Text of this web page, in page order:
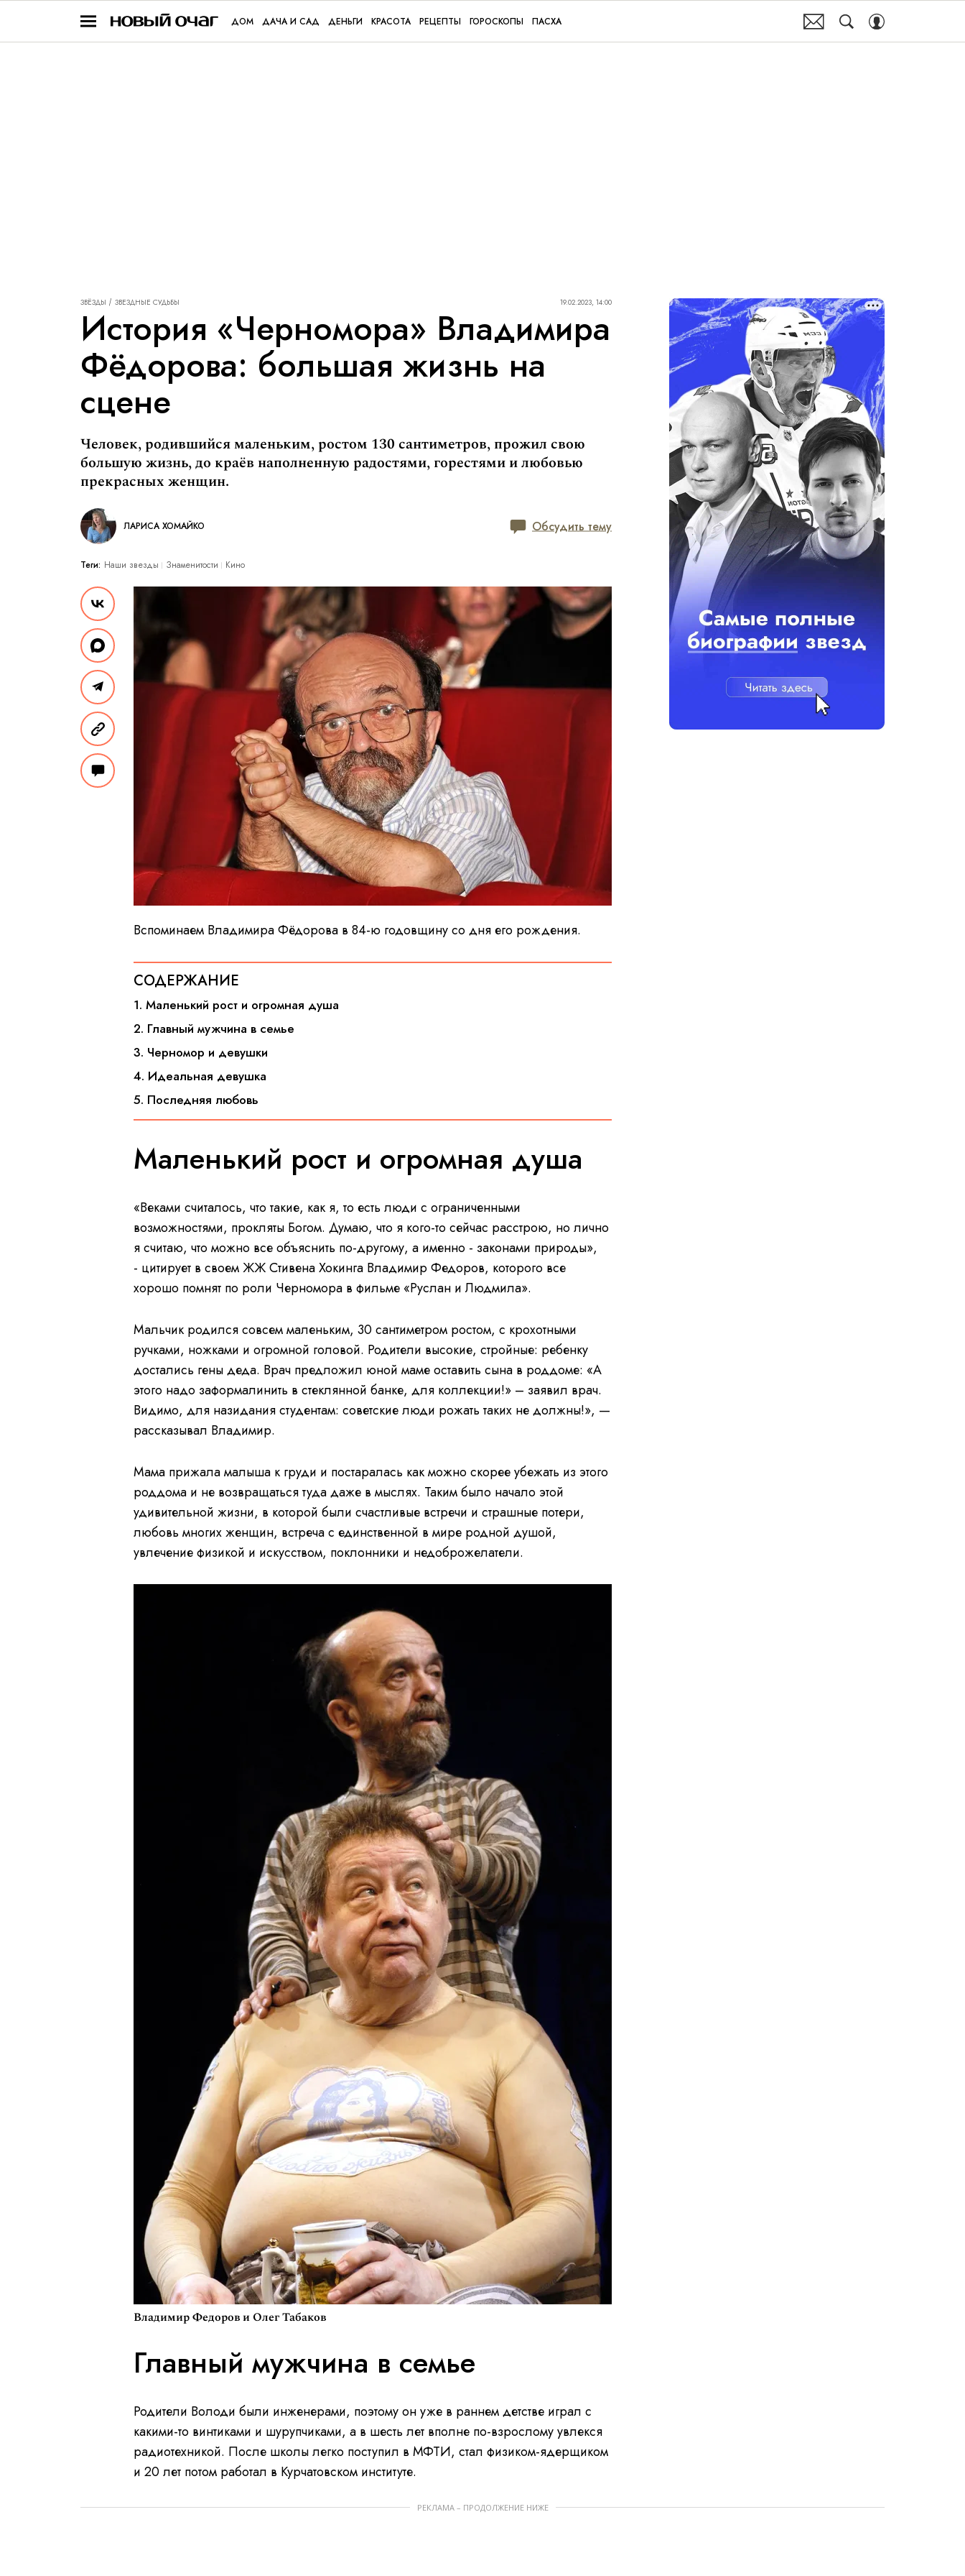
ДОМ ДАЧА И САД ДЕНЬГИ КРАСОТА РЕЦЕПТЫ ГОРОСКОПЫ ПАСХА
ЗВЁЗДЫ ЗВЕЗДНЫЕ СУДЬБЫ 19.02.2023, 14:00
История «Черномора» Владимира
Фёдорова: большая жизнь на
сцене
Человек, родившийся маленьким, ростом 130 сантиметров, прожил свою
большую жизнь, до краёв наполненную радостями, горестями и любовью
прекрасных женщин.
ЛАРИСА ХОМАЙКО Обсудить тему
Теги: Наши звезды Знаменитости Кино
Вспоминаем Владимира Фёдорова в 84-ю годовщину со дня его рождения.
СОДЕРЖАНИЕ
1. Маленький рост и огромная душа
2. Главный мужчина в семье
3. Черномор и девушки
4. Идеальная девушка
5. Последняя любовь
Маленький рост и огромная душа
«Веками считалось, что такие, как я, то есть люди с ограниченными
возможностями, прокляты Богом. Думаю, что я кого-то сейчас расстрою, но лично
я считаю, что можно все объяснить по-другому, а именно - законами природы»,
- цитирует в своем ЖЖ Стивена Хокинга Владимир Федоров, которого все
хорошо помнят по роли Черномора в фильме «Руслан и Людмила».
Мальчик родился совсем маленьким, 30 сантиметром ростом, с крохотными
ручками, ножками и огромной головой. Родители высокие, стройные: ребенку
достались гены деда. Врач предложил юной маме оставить сына в роддоме: «А
этого надо заформалинить в стеклянной банке, для коллекции!» – заявил врач.
Видимо, для назидания студентам: советские люди рожать таких не должны!», —
рассказывал Владимир.
Мама прижала малыша к груди и постаралась как можно скорее убежать из этого
роддома и не возвращаться туда даже в мыслях. Таким было начало этой
удивительной жизни, в которой были счастливые встречи и страшные потери,
любовь многих женщин, встреча с единственной в мире родной душой,
увлечение физикой и искусством, поклонники и недоброжелатели.
Владимир Федоров и Олег Табаков
Главный мужчина в семье
Родители Володи были инженерами, поэтому он уже в раннем детстве играл с
какими-то винтиками и шурупчиками, а в шесть лет вполне по-взрослому увлекся
радиотехникой. После школы легко поступил в МФТИ, стал физиком-ядерщиком
и 20 лет потом работал в Курчатовском институте.
РЕКЛАМА – ПРОДОЛЖЕНИЕ НИЖЕ